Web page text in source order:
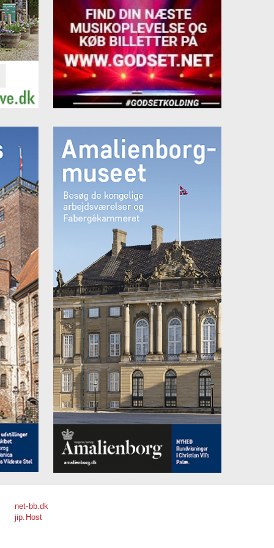
net-bb.dk
jip.Host